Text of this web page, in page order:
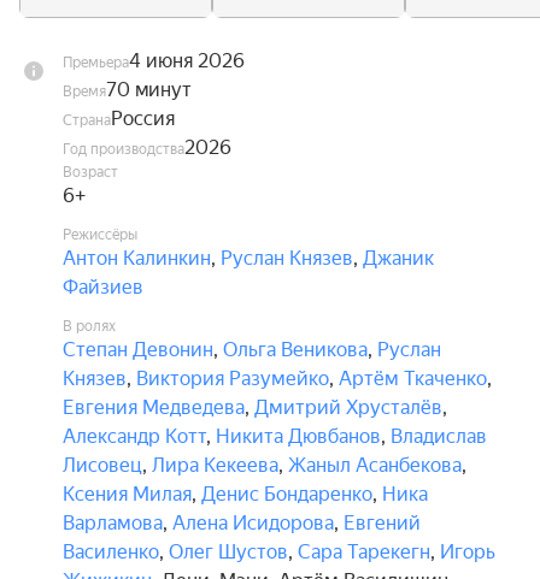
Премьера4 июня 2026
Время70 минут
СтранаРоссия
Год производства2026
Возраст
6+
Режиссёры
Антон Калинкин, Руслан Князев, Джаник
Файзиев
В ролях
Степан Девонин, Ольга Веникова, Руслан
Князев, Виктория Разумейко, Артём Ткаченко,
Евгения Медведева, Дмитрий Хрусталёв,
Александр Котт, Никита Дювбанов, Владислав
Лисовец, Лира Кекеева, Жаныл Асанбекова,
Ксения Милая, Денис Бондаренко, Ника
Варламова, Алена Исидорова, Евгений
Василенко, Олег Шустов, Сара Тарекегн, Игорь